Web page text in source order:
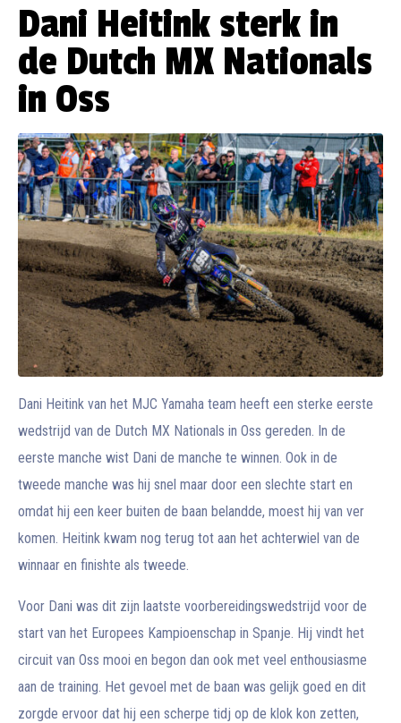
Dani Heitink sterk in
de Dutch MX Nationals
in Oss
Dani Heitink van het MJC Yamaha team heeft een sterke eerste
wedstrijd van de Dutch MX Nationals in Oss gereden. In de
eerste manche wist Dani de manche te winnen. Ook in de
tweede manche was hij snel maar door een slechte start en
omdat hij een keer buiten de baan belandde, moest hij van ver
komen. Heitink kwam nog terug tot aan het achterwiel van de
winnaar en finishte als tweede.
Voor Dani was dit zijn laatste voorbereidingswedstrijd voor de
start van het Europees Kampioenschap in Spanje. Hij vindt het
circuit van Oss mooi en begon dan ook met veel enthousiasme
aan de training. Het gevoel met de baan was gelijk goed en dit
zorgde ervoor dat hij een scherpe tidj op de klok kon zetten,